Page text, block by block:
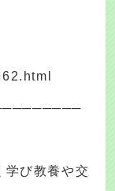
学び教養や交